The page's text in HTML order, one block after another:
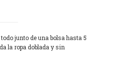
junto de una bolsa hasta 5
la ropa doblada y sin